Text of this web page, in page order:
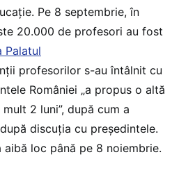
Pe 8 septembrie, în
20.000 de profesori au fost
Palatul
profesorilor s-au întâlnit cu
României „a propus o altă
2 luni”, după cum a
discuția cu președintele.
loc până pe 8 noiembrie.